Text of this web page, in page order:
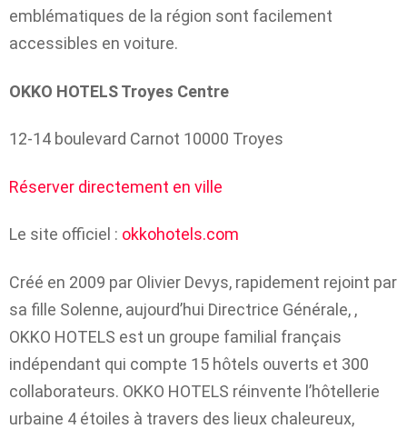
emblématiques de la région sont facilement
accessibles en voiture.
OKKO HOTELS Troyes Centre
12-14 boulevard Carnot 10000 Troyes
Réserver directement en ville
Le site officiel : okkohotels.com
Créé en 2009 par Olivier Devys, rapidement rejoint par
sa fille Solenne, aujourd’hui Directrice Générale, ,
OKKO HOTELS est un groupe familial français
indépendant qui compte 15 hôtels ouverts et 300
collaborateurs. OKKO HOTELS réinvente l’hôtellerie
urbaine 4 étoiles à travers des lieux chaleureux,